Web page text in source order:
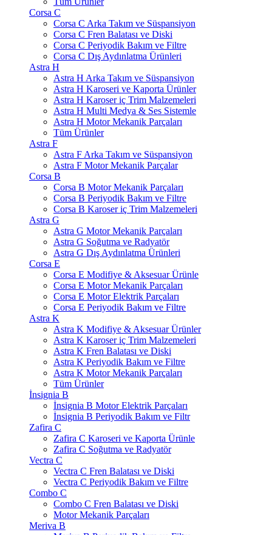
Corsa C
Corsa C Arka Takım ve Süspansiyon
Corsa C Fren Balatası ve Diski
Corsa C Periyodik Bakım ve Filtre
Corsa C Dış Aydınlatma Ürünleri
Astra H
Astra H Arka Takım ve Süspansiyon
Astra H Karoseri ve Kaporta Ürünler
Astra H Karoser iç Trim Malzemeleri
Astra H Multi Medya & Ses Sistemle
Astra H Motor Mekanik Parçaları
Tüm Ürünler
Astra F
Astra F Arka Takım ve Süspansiyon
Astra F Motor Mekanik Parçalar
Corsa B
Corsa B Motor Mekanik Parçaları
Corsa B Periyodik Bakım ve Filtre
Corsa B Karoser iç Trim Malzemeleri
Astra G
Astra G Motor Mekanik Parçaları
Astra G Soğutma ve Radyatör
Astra G Dış Aydınlatma Ürünleri
Corsa E
Corsa E Modifiye & Aksesuar Ürünle
Corsa E Motor Mekanik Parçaları
Corsa E Motor Elektrik Parçaları
Corsa E Periyodik Bakım ve Filtre
Astra K
Astra K Modifiye & Aksesuar Ürünler
Astra K Karoser iç Trim Malzemeleri
Astra K Fren Balatası ve Diski
Astra K Periyodik Bakım ve Filtre
Astra K Motor Mekanik Parçaları
Tüm Ürünler
İnsignia B
İnsignia B Motor Elektrik Parçaları
İnsignia B Periyodik Bakım ve Filtr
Zafira C
Zafira C Karoseri ve Kaporta Ürünle
Zafira C Soğutma ve Radyatör
Vectra C
Vectra C Fren Balatası ve Diski
Vectra C Periyodik Bakım ve Filtre
Combo C
Combo C Fren Balatası ve Diski
Motor Mekanik Parçaları
Meriva B